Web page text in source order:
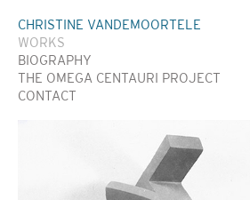
CHRISTINE VANDEMOORTELE
WORKS
BIOGRAPHY
THE OMEGA CENTAURI PROJECT
CONTACT